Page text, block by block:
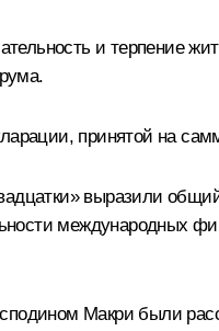
и терпение
принятой на
выразили
международных
Макри были